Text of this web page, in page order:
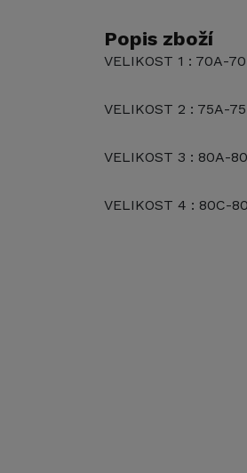
Popis zboží
VELIKOST 1 : 70A-
VELIKOST 2 : 75A-
VELIKOST 3 : 80A-
VELIKOST 4 : 80C-